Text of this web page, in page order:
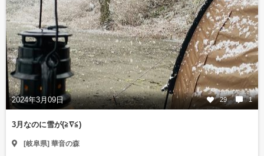
2024年3月09日 29 1
3月なのに雪が(≧∇≦)
[岐阜県] 華音の森